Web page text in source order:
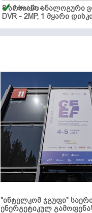
8 არხიანი ანალოგური
DVR - 2MP, 1 მყარი
მარაგშია
"ინტელკომ ჯგუფი"
ენერგეტიკულ